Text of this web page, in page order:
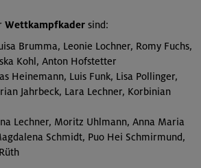
Wettkampfkader sind:
Brumma, Leonie Lochner, Romy Fuchs,
Kohl, Anton Hofstetter
Heinemann, Luis Funk, Lisa Pollinger,
Jahrbeck, Lara Lechner, Korbinian
Lechner, Moritz Uhlmann, Anna Maria
Schmidt, Puo Hei Schmirmund,